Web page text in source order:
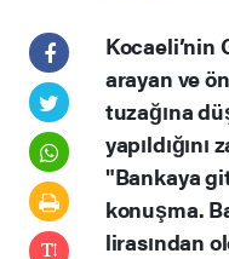
arayan ve
tuzağına
"Bankaya
konuşma.
lirasından